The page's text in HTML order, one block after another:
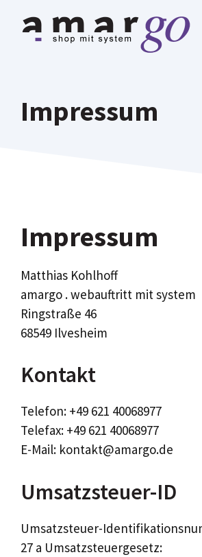
Inhalt
Impressum
Impressum
Matthias Kohlhoff
amargo . webauftritt mit system
Ringstraße 46
68549 Ilvesheim
Kontakt
Telefon: +49 621 40068977
Telefax: +49 621 40068977
E-Mail: kontakt@amargo.de
Umsatzsteuer-ID
Umsatzsteuer-
27 a Umsatzsteuergesetz: